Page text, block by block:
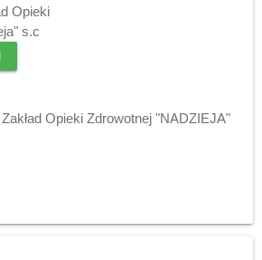
Opieki
s.c
Opieki Zdrowotnej "NADZIEJA"